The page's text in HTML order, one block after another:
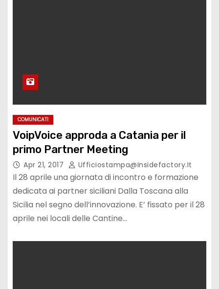
COMUNICATI
VoipVoice approda a Catania per il
primo Partner Meeting
Apr 21, 2017 Ufficiostampa@insidefactory.it
Il 28 aprile una giornata di incontro e formazione
dedicata ai partner siciliani Dalla Toscana alla
Sicilia nel segno dell’innovazione. E’ fissato per il 28
aprile nei locali delle Cantine…